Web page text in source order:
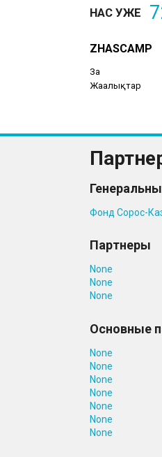
НАС УЖЕ
ZHASCAMP
Заң
Жаңалықтар
Фонд Cорос-
Партнеры
None
None
None
Основные
None
None
None
None
None
None
None